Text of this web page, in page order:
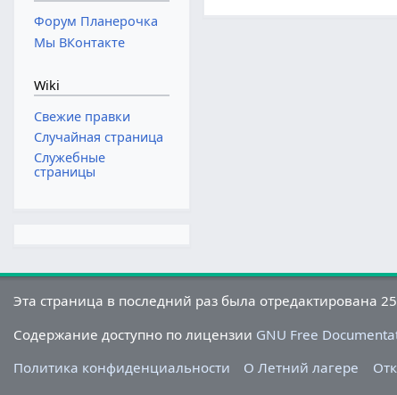
Форум Планерочка
Мы ВКонтакте
Wiki
Свежие правки
Случайная страница
Служебные
страницы
Эта страница в последний раз была отредактирована
Содержание доступно по лицензии GNU Free
Политика конфиденциальности
О Летний лагере